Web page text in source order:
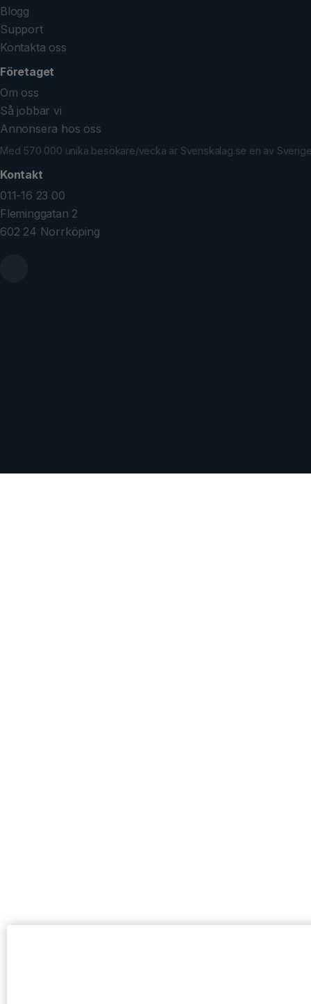
Blogg
Support
Kontakta oss
Företaget
Om oss
Så jobbar vi
Annonsera hos oss
Med 570 000 unika besökare/vecka är Svenskalag.se en av
Kontakt
011-16 23 00
Fleminggatan 2
602 24 Norrköping